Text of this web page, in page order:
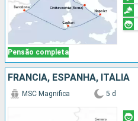
Pensão completa
FRANCIA, ESPANHA, ITÁLIA
MSC Magnifica 5 d